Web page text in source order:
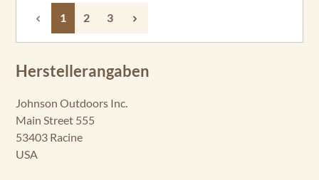
Seite
1 Seite
2 Seite
3
Herstellerangaben
Johnson Outdoors Inc.
Main Street 555
53403 Racine
USA